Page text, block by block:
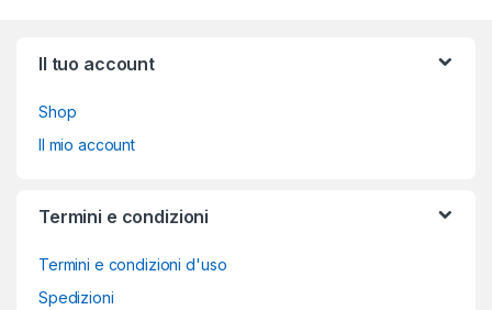
Il tuo account
Shop
Il mio account
Termini e condizioni
Termini e condizioni d'uso
Spedizioni